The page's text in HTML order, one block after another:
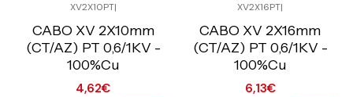
C/IVA
XV2X10PT|
CABO XV 2X10mm
(CT/AZ) PT 0,6/1KV -
100%Cu
4,62€
C/IVA
XV2X16PT|
CABO XV 2X16mm
(CT/AZ) PT 0,6/1KV -
100%Cu
6,13€